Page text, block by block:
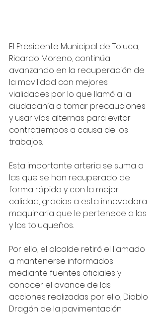
El Presidente Municipal de Toluca,
Ricardo Moreno, continúa
avanzando en la recuperación de
la movilidad con mejores
vialidades por lo que llamó a la
ciudadanía a tomar precauciones
y usar vías alternas para evitar
contratiempos a causa de los
trabajos.
Esta importante arteria se suma a
las que se han recuperado de
forma rápida y con la mejor
calidad, gracias a esta innovadora
maquinaria que le pertenece a las
y los toluqueños.
Por ello, el alcalde retiró el llamado
a mantenerse informados
mediante fuentes oficiales y
conocer el avance de las
acciones realizadas por ello, Diablo
Dragón de la pavimentación